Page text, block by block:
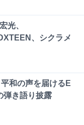
光、
、シクラメ
和の声を届けるE
弾き語り披露